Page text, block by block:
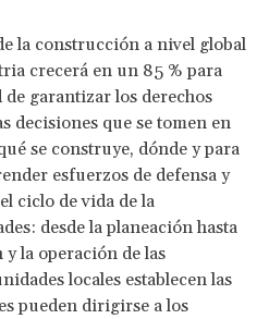
la construcción a nivel global
crecerá en un 85 % para
garantizar los derechos
decisiones que se tomen en
se construye, dónde y para
esfuerzos de defensa y
ciclo de vida de la
desde la planeación hasta
la operación de las
locales establecen las
pueden dirigirse a los